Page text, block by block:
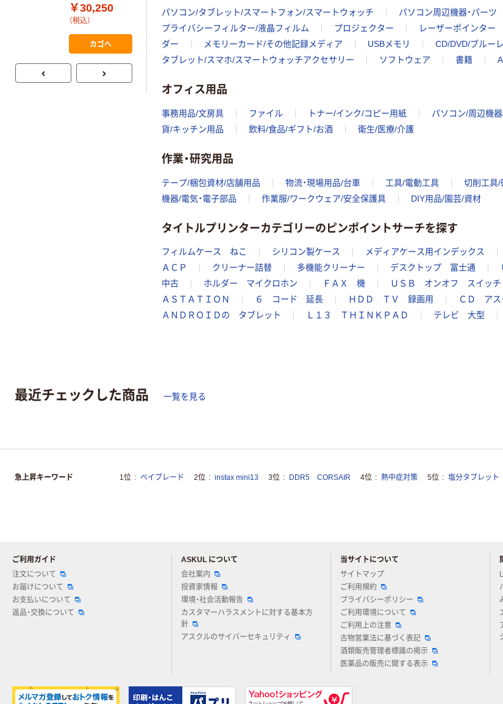
パソコン/タブレット/スマートフォン/スマートウォッチ パソコン周辺機器・パーツ
プライバシーフィルター/液晶フィルム
プロジェクター レーザーポインター
ダー
メモリーカード/その他記録メディア USBメモリ CD/DVD/ブルー
タブレット/スマホ/スマートウォッチアクセサリー
ソフトウェア 書籍
オフィス用品
事務用品/文房具 ファイル トナー/インク/コピー用紙 パソコン/周辺機
貨/キッチン用品
飲料/食品/ギフト/お酒 衛生/医療/介護
作業・研究用品
テープ/梱包資材/店舗用品 物流・現場用品/台車 工具/電動工具 切削工具/
機器/電気・電子部品
作業服/ワークウェア/安全保護具 DIY用品/園芸/資材
タイトルプリンターカテゴリーのピンポイントサーチを探す
フィルムケース ねこ シリコン製ケース メディアケース用インデックス
ＡＣＰ
クリーナー詰替 多機能クリーナー デスクトップ 富士通
中古
ホルダー マイクロホン ＦＡＸ 機 ＵＳＢ オンオフ スイッチ
ＡＳＴＡＴＩＯＮ
６ コード 延長 ＨＤＤ ＴＶ 録画用 ＣＤ アス
ＡＮＤＲＯＩＤの タブレット
Ｌ１３ ＴＨＩＮＫＰＡＤ テレビ 大型
￥30,250
（税込）
カゴへ
￥30,250
カゴへ
最近チェックした商品 一覧を見る
急上昇キーワード 1位 ベイブレード 2位 instax mini13 3位 DDR5 CORSAIR 4位 熱中症対策 5位 塩分タブレット
ご利用ガイド
注文について
お届けについて
お支払いについて
返品・交換について
ASKUL について
会社案内
投資家情報
環境・社会活動報告
カスタマーハラスメントに対する基本方
針
アスクルのサイバーセキュリティ
当サイトについて
サイトマップ
ご利用規約
プライバシーポリシー
ご利用環境について
ご利用上の注意
古物営業法に基づく表記
酒類販売管理者標識の掲示
医薬品の販売に関する表示